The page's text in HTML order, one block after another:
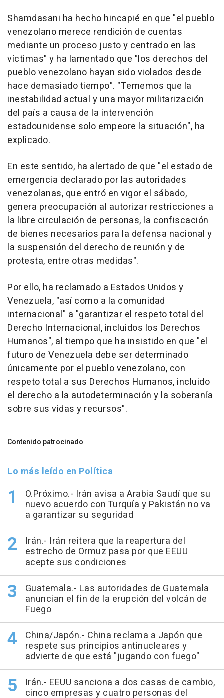
Shamdasani ha hecho hincapié en que "el pueblo
venezolano merece rendición de cuentas
mediante un proceso justo y centrado en las
víctimas" y ha lamentado que "los derechos del
pueblo venezolano hayan sido violados desde
hace demasiado tiempo". "Tememos que la
inestabilidad actual y una mayor militarización
del país a causa de la intervención
estadounidense solo empeore la situación", ha
explicado.
En este sentido, ha alertado de que "el estado de
emergencia declarado por las autoridades
venezolanas, que entró en vigor el sábado,
genera preocupación al autorizar restricciones a
la libre circulación de personas, la confiscación
de bienes necesarios para la defensa nacional y
la suspensión del derecho de reunión y de
protesta, entre otras medidas".
Por ello, ha reclamado a Estados Unidos y
Venezuela, "así como a la comunidad
internacional" a "garantizar el respeto total del
Derecho Internacional, incluidos los Derechos
Humanos", al tiempo que ha insistido en que "el
futuro de Venezuela debe ser determinado
únicamente por el pueblo venezolano, con
respeto total a sus Derechos Humanos, incluido
el derecho a la autodeterminación y la soberanía
sobre sus vidas y recursos".
Contenido patrocinado
Lo más leído en Política
O.Próximo.- Irán avisa a Arabia Saudí que su
nuevo acuerdo con Turquía y Pakistán no va
a garantizar su seguridad
Irán.- Irán reitera que la reapertura del
estrecho de Ormuz pasa por que EEUU
acepte sus condiciones
Guatemala.- Las autoridades de Guatemala
anuncian el fin de la erupción del volcán de
Fuego
China/Japón.- China reclama a Japón que
respete sus principios antinucleares y
advierte de que está "jugando con fuego"
Irán.- EEUU sanciona a dos casas de cambio,
cinco empresas y cuatro personas del